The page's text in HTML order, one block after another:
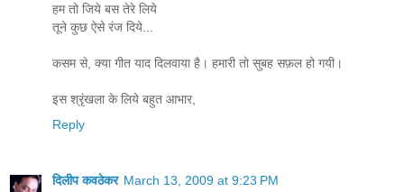
हम तो जिये बस तेरे लिये
तूने कुछ ऐसे रंज दिये...
कसम से, क्या गीत याद दिलवाया है। हमारी तो सुबह सफ़ल हो गयी।
इस श्रृंखला के लिये बहुत आभार,
Reply
दिलीप कवठेकर March 13, 2009 at 9:23 PM